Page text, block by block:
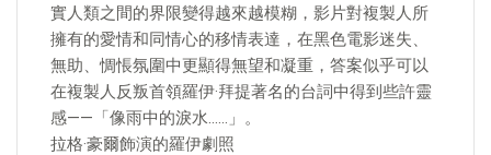
實人類之間的界限變得越來越模糊，影片對複製人所
擁有的愛情和同情心的移情表達，在黑色電影迷失、
無助、惆悵氛圍中更顯得無望和凝重，答案似乎可以
在複製人反叛首領羅伊·拜提著名的台詞中得到些許靈
感——「像雨中的淚水……」。
拉格·豪爾飾演的羅伊劇照